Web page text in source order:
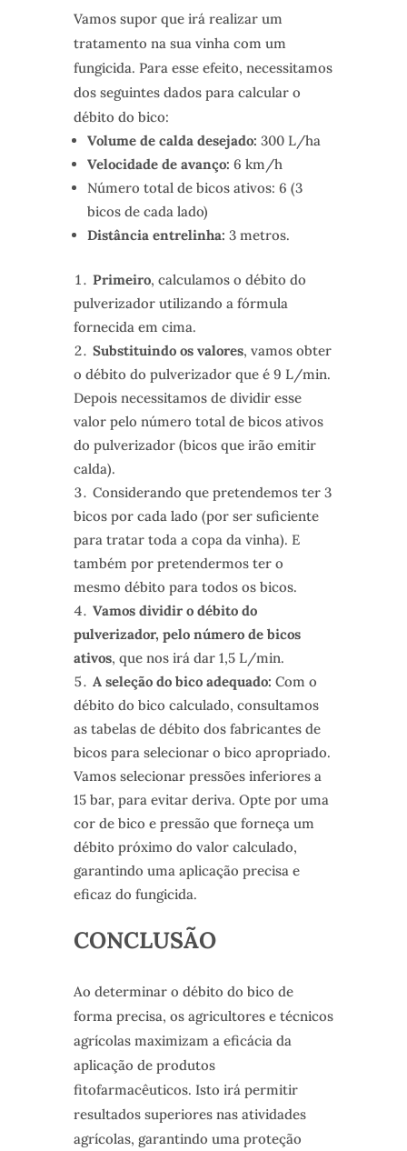
Vamos supor que irá realizar um
tratamento na sua vinha com um
fungicida. Para esse efeito, necessitamos
dos seguintes dados para calcular o
débito do bico:
Volume de calda desejado: 300 L/ha
Velocidade de avanço: 6 km/h
Número total de bicos ativos: 6 (3
bicos de cada lado)
Distância entrelinha: 3 metros.
Primeiro, calculamos o débito do
pulverizador utilizando a fórmula
fornecida em cima.
Substituindo os valores, vamos obter
o débito do pulverizador que é 9 L/min.
Depois necessitamos de dividir esse
valor pelo número total de bicos ativos
do pulverizador (bicos que irão emitir
calda).
Considerando que pretendemos ter 3
bicos por cada lado (por ser suficiente
para tratar toda a copa da vinha). E
também por pretendermos ter o
mesmo débito para todos os bicos.
Vamos dividir o débito do
pulverizador, pelo número de bicos
ativos, que nos irá dar 1,5 L/min.
A seleção do bico adequado: Com o
débito do bico calculado, consultamos
as tabelas de débito dos fabricantes de
bicos para selecionar o bico apropriado.
Vamos selecionar pressões inferiores a
15 bar, para evitar deriva. Opte por uma
cor de bico e pressão que forneça um
débito próximo do valor calculado,
garantindo uma aplicação precisa e
eficaz do fungicida.
CONCLUSÃO
Ao determinar o débito do bico de
forma precisa, os agricultores e técnicos
agrícolas maximizam a eficácia da
aplicação de produtos
fitofarmacêuticos. Isto irá permitir
resultados superiores nas atividades
agrícolas, garantindo uma proteção